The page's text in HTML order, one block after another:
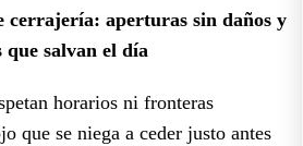
cerrajería: aperturas sin daños y
que salvan el día
horarios ni fronteras
que se niega a ceder justo antes